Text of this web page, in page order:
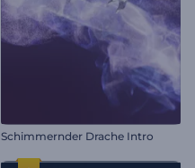
Schimmernder Drache Intro